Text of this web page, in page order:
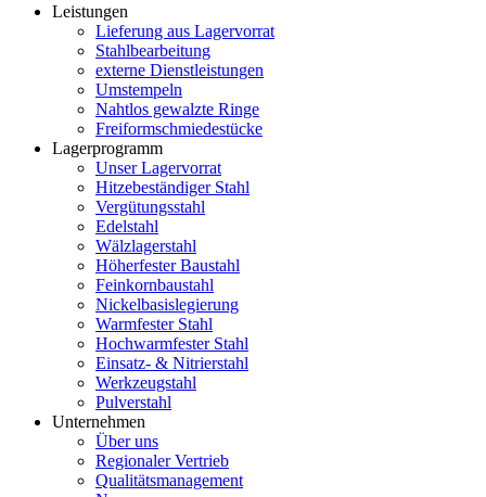
Leistungen
Lieferung aus Lagervorrat
Stahlbearbeitung
externe Dienstleistungen
Umstempeln
Nahtlos gewalzte Ringe
Freiformschmiedestücke
Lagerprogramm
Unser Lagervorrat
Hitzebeständiger Stahl
Vergütungsstahl
Edelstahl
Wälzlagerstahl
Höherfester Baustahl
Feinkornbaustahl
Nickelbasislegierung
Warmfester Stahl
Hochwarmfester Stahl
Einsatz- & Nitrierstahl
Werkzeugstahl
Pulverstahl
Unternehmen
Über uns
Regionaler Vertrieb
Qualitätsmanagement